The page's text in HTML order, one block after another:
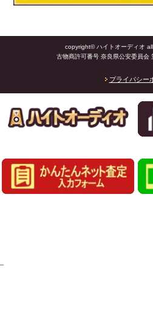
copyright© ハイトオーディオ
古物商許可番号 奈良県公安委員
プライバシー